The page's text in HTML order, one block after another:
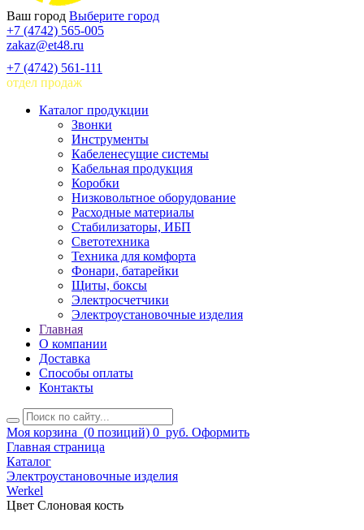
Ваш город Выберите город
+7 (4742) 565-005
zakaz@et48.ru
+7 (4742) 561-111
отдел продаж
Каталог продукции
Звонки
Инструменты
Кабеленесущие системы
Кабельная продукция
Коробки
Низковольтное оборудование
Расходные материалы
Стабилизаторы, ИБП
Светотехника
Техника для комфорта
Фонари, батарейки
Щиты, боксы
Электросчетчики
Электроустановочные изделия
Главная
О компании
Доставка
Способы оплаты
Контакты
Моя корзина (0 позиций) 0 руб. Оформить
Главная страница
Каталог
Электроустановочные изделия
Werkel
Цвет Слоновая кость